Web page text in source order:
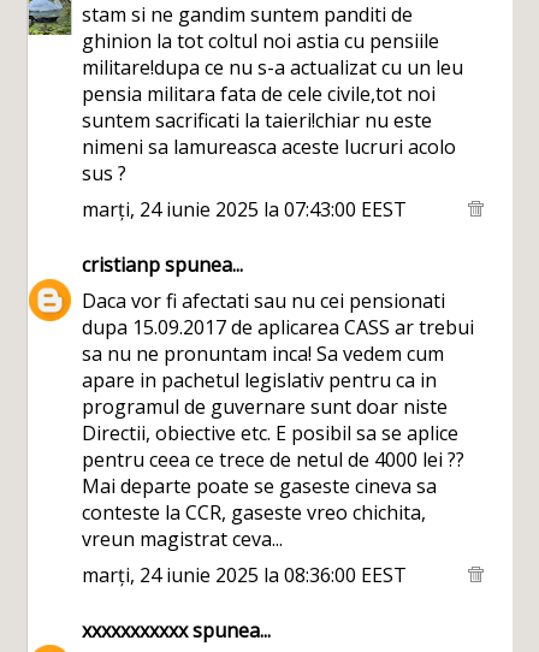
stam si ne gandim suntem panditi de
ghinion la tot coltul noi astia cu pensiile
militare!dupa ce nu s-a actualizat cu un leu
pensia militara fata de cele civile,tot noi
suntem sacrificati la taieri!chiar nu este
nimeni sa lamureasca aceste lucruri acolo
sus ?
marți, 24 iunie 2025 la 07:43:00 EEST
cristianpspunea...
Daca vor fi afectati sau nu cei pensionati
dupa 15.09.2017 de aplicarea CASS ar trebui
sa nu ne pronuntam inca! Sa vedem cum
apare in pachetul legislativ pentru ca in
programul de guvernare sunt doar niste
Directii, obiective etc. E posibil sa se aplice
pentru ceea ce trece de netul de 4000 lei ??
Mai departe poate se gaseste cineva sa
conteste la CCR, gaseste vreo chichita,
vreun magistrat ceva...
marți, 24 iunie 2025 la 08:36:00 EEST
xxxxxxxxxxxspunea...